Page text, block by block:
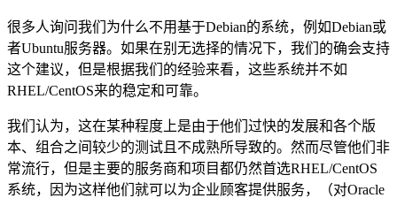
很多人询问我们为什么不用基于Debian的系统，例如Debian或
者Ubuntu服务器。如果在别无选择的情况下，我们的确会支持
这个建议，但是根据我们的经验来看，这些系统并不如
RHEL/CentOS来的稳定和可靠。
我们认为，这在某种程度上是由于他们过快的发展和各个版
本、组合之间较少的测试且不成熟所导致的。然而尽管他们非
常流行，但是主要的服务商和项目都仍然首选RHEL/CentOS
系统，因为这样他们就可以为企业顾客提供服务，（对Oracle